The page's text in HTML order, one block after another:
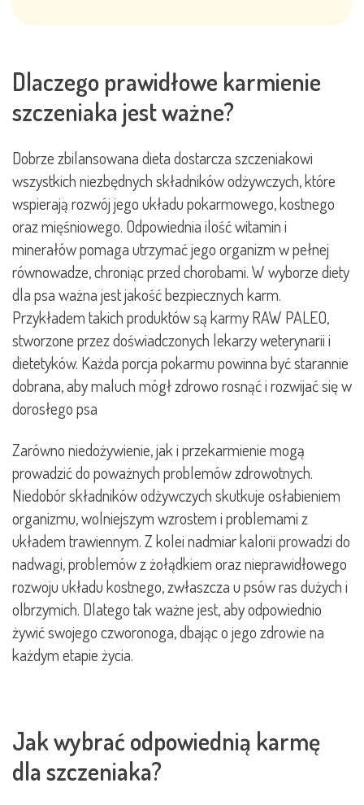
Dlaczego prawidłowe karmienie
szczeniaka jest ważne?
Dobrze zbilansowana dieta dostarcza szczeniakowi
wszystkich niezbędnych składników odżywczych, które
wspierają rozwój jego układu pokarmowego, kostnego
oraz mięśniowego. Odpowiednia ilość witamin i
minerałów pomaga utrzymać jego organizm w pełnej
równowadze, chroniąc przed chorobami. W wyborze diety
dla psa ważna jest jakość bezpiecznych karm.
Przykładem takich produktów są karmy RAW PALEO,
stworzone przez doświadczonych lekarzy weterynarii i
dietetyków. Każda porcja pokarmu powinna być starannie
dobrana, aby maluch mógł zdrowo rosnąć i rozwijać się w
dorosłego psa
Zarówno niedożywienie, jak i przekarmienie mogą
prowadzić do poważnych problemów zdrowotnych.
Niedobór składników odżywczych skutkuje osłabieniem
organizmu, wolniejszym wzrostem i problemami z
układem trawiennym. Z kolei nadmiar kalorii prowadzi do
nadwagi, problemów z żołądkiem oraz nieprawidłowego
rozwoju układu kostnego, zwłaszcza u psów ras dużych i
olbrzymich. Dlatego tak ważne jest, aby odpowiednio
żywić swojego czworonoga, dbając o jego zdrowie na
każdym etapie życia.
Jak wybrać odpowiednią karmę
dla szczeniaka?